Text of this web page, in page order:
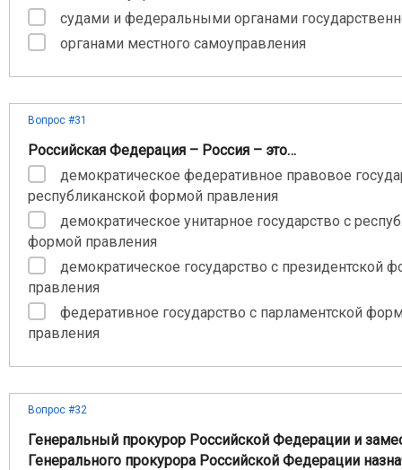
судами и федеральными органами
органами местного самоуправления
Вопрос #31
Российская Федерация – Россия – это…
демократическое федеративное правовое
республиканской формой правления
демократическое унитарное государство с
формой правления
демократическое государство с президентской
правления
федеративное государство с парламентской
правления
Вопрос #32
Генеральный прокурор Российской Федерации и
Генерального прокурора Российской Федерации